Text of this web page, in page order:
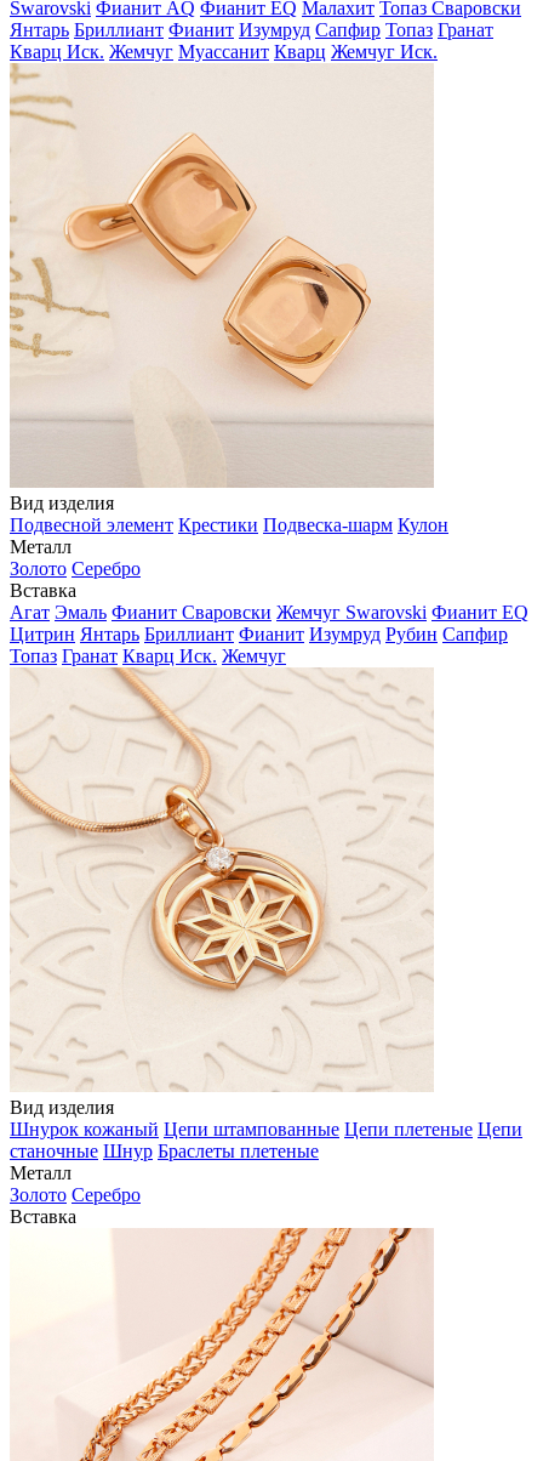
Swarovski Фианит AQ Фианит EQ Малахит Топаз Сваровски
Янтарь Бриллиант Фианит Изумруд Сапфир Топаз Гранат
Кварц Иск. Жемчуг Муассанит Кварц Жемчуг Иск.
Вид изделия
Подвесной элемент Крестики Подвеска-шарм Кулон
Металл
Золото Серебро
Вставка
Агат Эмаль Фианит Сваровски Жемчуг Swarovski Фианит EQ
Цитрин Янтарь Бриллиант Фианит Изумруд Рубин Сапфир
Топаз Гранат Кварц Иск. Жемчуг
Вид изделия
Шнурок кожаный Цепи штампованные Цепи плетеные Цепи
станочные Шнур Браслеты плетеные
Металл
Золото Серебро
Вставка